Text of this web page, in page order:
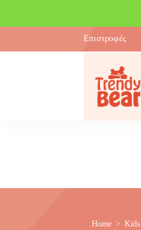
Επιστροφές
Home > Kids